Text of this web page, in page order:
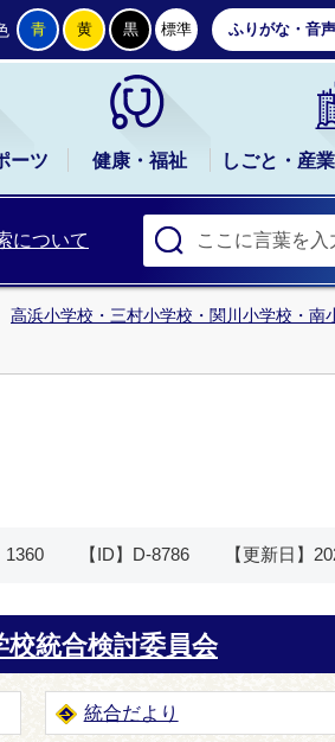
青 黄 黒 標準 ふりがな・音
ーツ 健康・福祉 しごと・産
について
高浜小学校・三村小学校・関川小学校・南
1360 【ID】 D-8786 【更新日】
統合検討委員会
統合だより